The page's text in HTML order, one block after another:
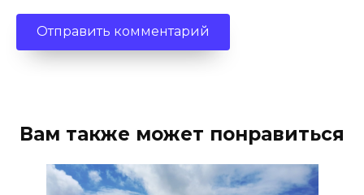
Вам также может понравиться